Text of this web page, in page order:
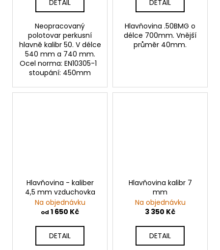
DETAIL
Neopracovaný
polotovar perkusní
hlavně kalibr 50. V délce
540 mm a 740 mm.
Ocel norma: EN10305-1
stoupání: 450mm
DETAIL
Hlavňovina .50BMG o
délce 700mm. Vnější
průměr 40mm.
Hlavňovina - kaliber
4,5 mm vzduchovka
Na objednávku
od 1 650 Kč
DETAIL
Hlavňovina kalibr 7
mm
Na objednávku
3 350 Kč
DETAIL